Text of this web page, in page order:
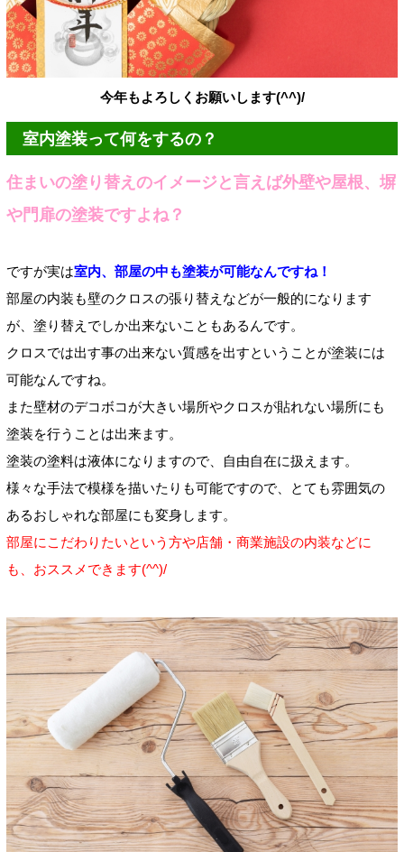
今年もよろしくお願いします(^^)/
室内塗装って何をするの？
住まいの塗り替えのイメージと言えば外壁や屋根、塀
や門扉の塗装ですよね？
ですが実は室内、部屋の中も塗装が可能なんですね！
部屋の内装も壁のクロスの張り替えなどが一般的になります
が、塗り替えでしか出来ないこともあるんです。
クロスでは出す事の出来ない質感を出すということが塗装には
可能なんですね。
また壁材のデコボコが大きい場所やクロスが貼れない場所にも
塗装を行うことは出来ます。
塗装の塗料は液体になりますので、自由自在に扱えます。
様々な手法で模様を描いたりも可能ですので、とても雰囲気の
あるおしゃれな部屋にも変身します。
部屋にこだわりたいという方や店舗・商業施設の内装などに
も、おススメできます(^^)/